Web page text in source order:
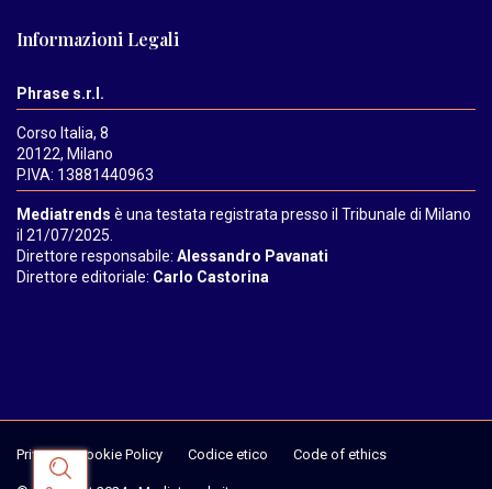
Informazioni Legali
Phrase s.r.l.
Corso Italia, 8
20122, Milano
P.IVA: 13881440963
Mediatrends è una testata registrata presso il Tribunale di Milano
il 21/07/2025.
Direttore responsabile: Alessandro Pavanati
Direttore editoriale: Carlo Castorina
Privacy & Cookie Policy Codice etico Code of ethics